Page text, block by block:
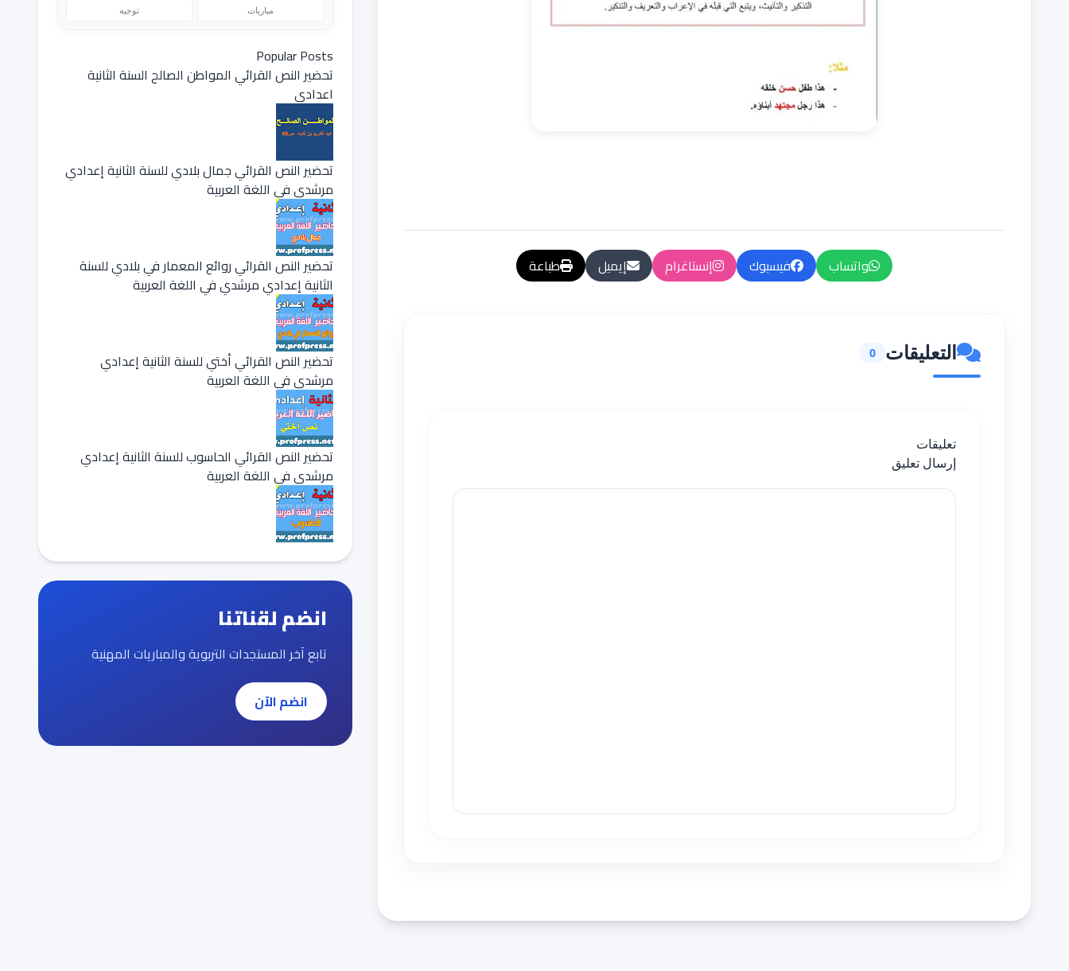
واتساب فيسبوك إنستاغرام إيميل طباعة
التعليقات 0
تعليقات
إرسال تعليق
مباريات توجيه
Popular Posts
تحضير النص القرائي المواطن الصالح السنة الثانية
اعدادي
تحضير النص القرائي جمال بلادي للسنة الثانية إعدادي
مرشدي في اللغة العربية
تحضير النص القرائي روائع المعمار في بلادي للسنة
الثانية إعدادي مرشدي في اللغة العربية
تحضير النص القرائي أختي للسنة الثانية إعدادي
مرشدي في اللغة العربية
تحضير النص القرائي الحاسوب للسنة الثانية إعدادي
مرشدي في اللغة العربية
انضم لقناتنا
تابع آخر المستجدات التربوية والمباريات المهنية
انضم الآن